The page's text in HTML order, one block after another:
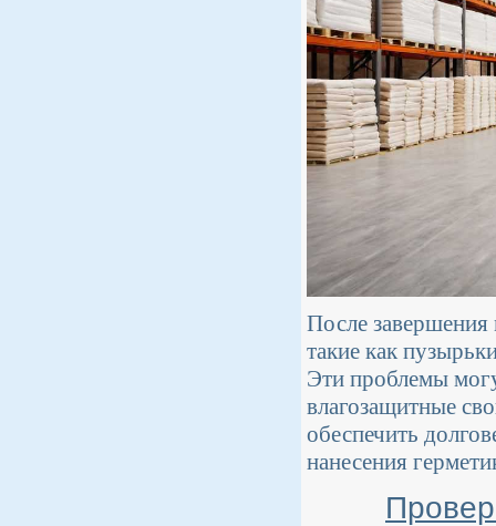
После завершения
такие как
Эти проблемы
влагозащитные
обеспечить
нанесения